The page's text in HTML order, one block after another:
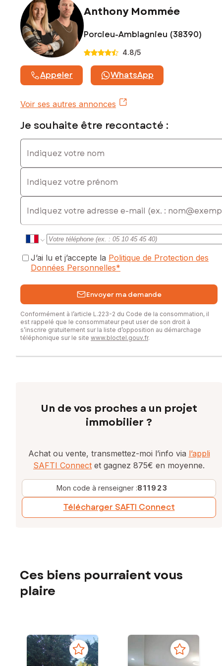
Anthony Mommée
Porcieu-Amblagnieu (38390)
4.8/5
Appeler WhatsApp
Voir ses autres annonces
Je souhaite être recontacté :
Indiquez votre nom
Indiquez votre prénom
E-mail
J’ai lu et j’accepte la Politique de Protection des
Données Personnelles*
Envoyer ma demande
Conformément à l’article L.223-2 du Code de la consommation, il
est rappelé que le consommateur peut user de son droit à
s’inscrire gratuitement sur la liste d’opposition au démarchage
téléphonique sur le site www.bloctel.gouv.fr.
Un de vos proches a un projet
immobilier ?
Achat ou vente, transmettez-moi l’info via l’appli
SAFTI Connect et gagnez 875€ en moyenne.
Mon code à renseigner :811923
Télécharger SAFTI Connect
Ces biens pourraient vous
plaire